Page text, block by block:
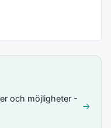
och möjligheter -
→